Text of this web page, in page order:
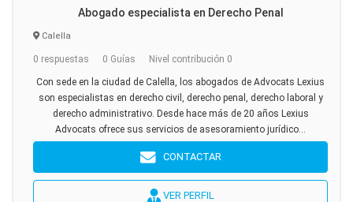
Abogado especialista en Derecho Penal
Calella
0 respuestas 0 Guías Nivel contribución 0
Con sede en la ciudad de Calella, los abogados de Advocats Lexius
son especialistas en derecho civil, derecho penal, derecho laboral y
derecho administrativo. Desde hace más de 20 años Lexius
Advocats ofrece sus servicios de asesoramiento jurídico...
CONTACTAR
VER PERFIL